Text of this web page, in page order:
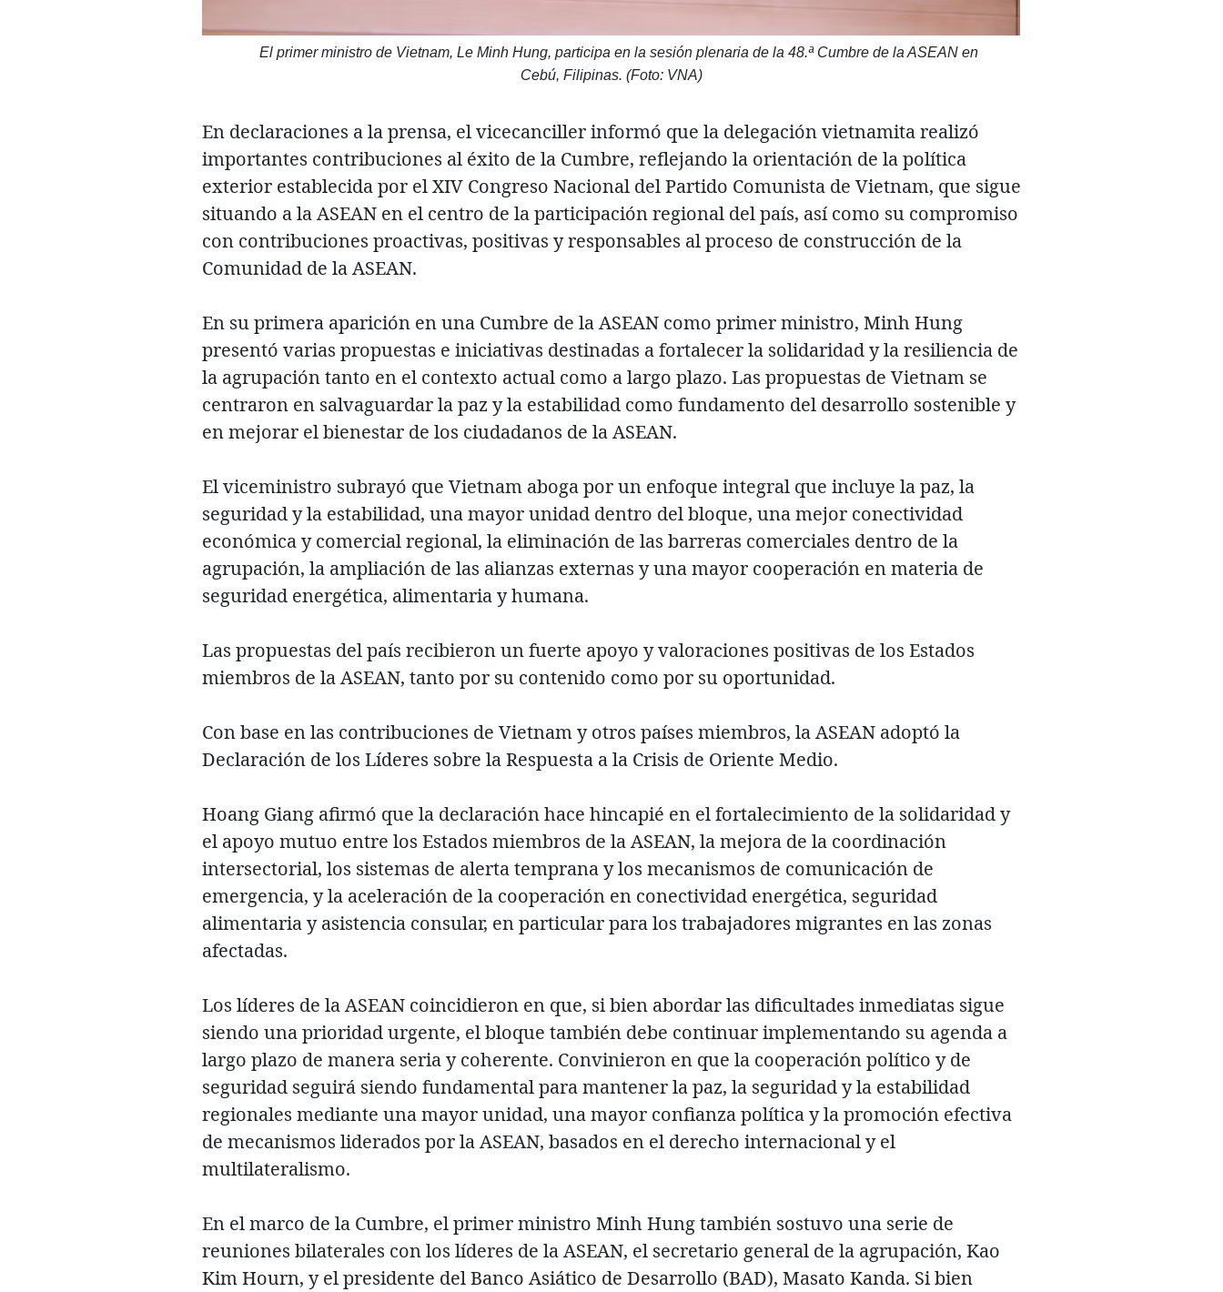
El primer ministro de Vietnam, Le Minh Hung, participa en la sesión plenaria de la 48.ª Cumbre de la ASEAN en
Cebú, Filipinas. (Foto: VNA)
En declaraciones a la prensa, el vicecanciller informó que la delegación vietnamita realizó
importantes contribuciones al éxito de la Cumbre, reflejando la orientación de la política
exterior establecida por el XIV Congreso Nacional del Partido Comunista de Vietnam, que sigue
situando a la ASEAN en el centro de la participación regional del país, así como su compromiso
con contribuciones proactivas, positivas y responsables al proceso de construcción de la
Comunidad de la ASEAN.
En su primera aparición en una Cumbre de la ASEAN como primer ministro, Minh Hung
presentó varias propuestas e iniciativas destinadas a fortalecer la solidaridad y la resiliencia de
la agrupación tanto en el contexto actual como a largo plazo. Las propuestas de Vietnam se
centraron en salvaguardar la paz y la estabilidad como fundamento del desarrollo sostenible y
en mejorar el bienestar de los ciudadanos de la ASEAN.
El viceministro subrayó que Vietnam aboga por un enfoque integral que incluye la paz, la
seguridad y la estabilidad, una mayor unidad dentro del bloque, una mejor conectividad
económica y comercial regional, la eliminación de las barreras comerciales dentro de la
agrupación, la ampliación de las alianzas externas y una mayor cooperación en materia de
seguridad energética, alimentaria y humana.
Las propuestas del país recibieron un fuerte apoyo y valoraciones positivas de los Estados
miembros de la ASEAN, tanto por su contenido como por su oportunidad.
Con base en las contribuciones de Vietnam y otros países miembros, la ASEAN adoptó la
Declaración de los Líderes sobre la Respuesta a la Crisis de Oriente Medio.
Hoang Giang afirmó que la declaración hace hincapié en el fortalecimiento de la solidaridad y
el apoyo mutuo entre los Estados miembros de la ASEAN, la mejora de la coordinación
intersectorial, los sistemas de alerta temprana y los mecanismos de comunicación de
emergencia, y la aceleración de la cooperación en conectividad energética, seguridad
alimentaria y asistencia consular, en particular para los trabajadores migrantes en las zonas
afectadas.
Los líderes de la ASEAN coincidieron en que, si bien abordar las dificultades inmediatas sigue
siendo una prioridad urgente, el bloque también debe continuar implementando su agenda a
largo plazo de manera seria y coherente. Convinieron en que la cooperación político y de
seguridad seguirá siendo fundamental para mantener la paz, la seguridad y la estabilidad
regionales mediante una mayor unidad, una mayor confianza política y la promoción efectiva
de mecanismos liderados por la ASEAN, basados en el derecho internacional y el
multilateralismo.
En el marco de la Cumbre, el primer ministro Minh Hung también sostuvo una serie de
reuniones bilaterales con los líderes de la ASEAN, el secretario general de la agrupación, Kao
Kim Hourn, y el presidente del Banco Asiático de Desarrollo (BAD), Masato Kanda. Si bien